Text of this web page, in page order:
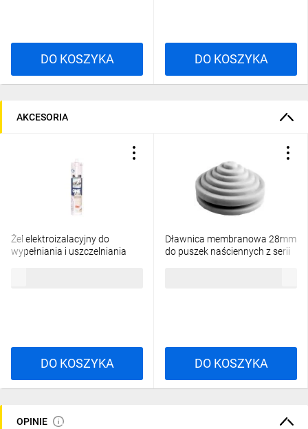
DO KOSZYKA DO KOSZYKA
AKCESORIA
Żel elektroizalacyjny do
wypełniania i uszczelniania
DO KOSZYKA
Dławnica membranowa 28mm
do puszek naściennych z serii
DO KOSZYKA
OPINIE